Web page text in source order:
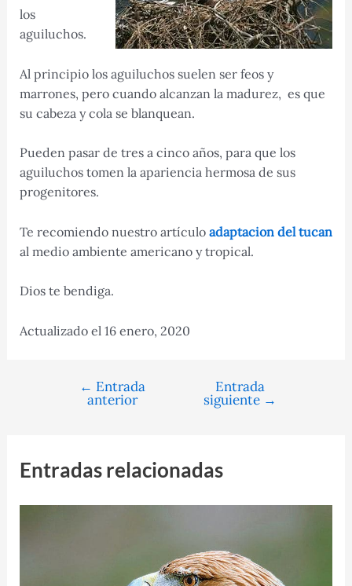
los
aguiluchos.
Al principio los aguiluchos suelen ser feos y
marrones, pero cuando alcanzan la madurez, es que
su cabeza y cola se blanquean.
Pueden pasar de tres a cinco años, para que los
aguiluchos tomen la apariencia hermosa de sus
progenitores.
Te recomiendo nuestro artículo adaptacion del tucan
al medio ambiente americano y tropical.
Dios te bendiga.
Actualizado el 16 enero, 2020
Navegación
← Entrada
anterior
Entrada
siguiente →
Entradas relacionadas